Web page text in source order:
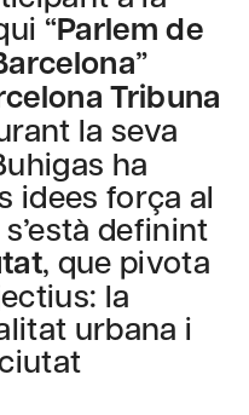
“Parlem de
”
Tribuna
la seva
ha
idees força al
definint
, que pivota
la
urbana i